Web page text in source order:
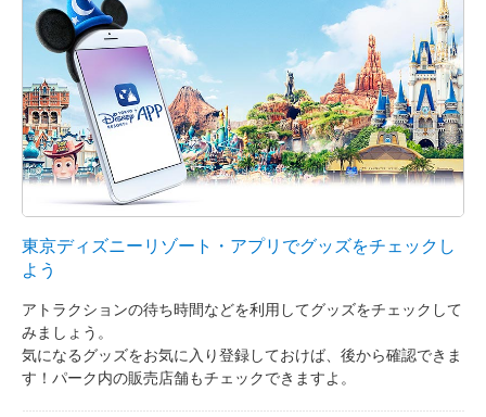
東京ディズニーリゾート・アプリでグッズをチェックし
よう
アトラクションの待ち時間などを利用してグッズをチェックして
みましょう。
気になるグッズをお気に入り登録しておけば、後から確認できま
す！パーク内の販売店舗もチェックできますよ。